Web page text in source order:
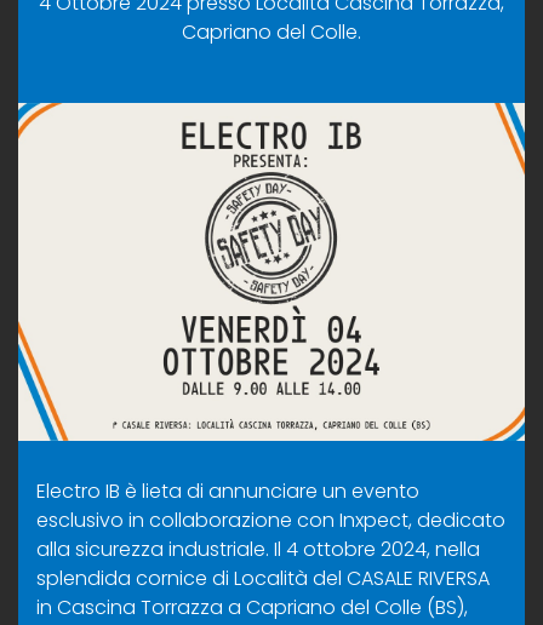
Capriano del Colle.
Electro IB è lieta di annunciare un evento
esclusivo in collaborazione con Inxpect, dedicato
alla sicurezza industriale. Il 4 ottobre 2024, nella
splendida cornice di Località del CASALE RIVERSA
in Cascina Torrazza a Capriano del Colle (BS),